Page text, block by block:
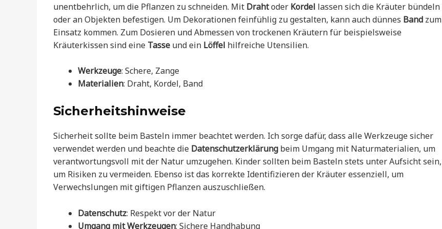
unentbehrlich, um die Pflanzen zu schneiden. Mit Drahtoder Kordel lassen sich die Kräuter bündeln
oder an Objekten befestigen. Um Dekorationen feinfühlig zu gestalten, kann auch dünnes Band zum
Einsatz kommen. Zum Dosieren und Abmessen von trockenen Kräutern für beispielsweise
Kräuterkissen sind eine Tasse und ein Löffel hilfreiche Utensilien.
Werkzeuge: Schere, Zange
Materialien: Draht, Kordel, Band
Sicherheitshinweise
Sicherheit sollte beim Basteln immer beachtet werden. Ich sorge dafür, dass alle Werkzeuge sicher
verwendet werden und beachte die Datenschutzerklärung beim Umgang mit Naturmaterialien, um
verantwortungsvoll mit der Natur umzugehen. Kinder sollten beim Basteln stets unter Aufsicht sein,
um Risiken zu vermeiden. Ebenso ist das korrekte Identifizieren der Kräuter essenziell, um
Verwechslungen mit giftigen Pflanzen auszuschließen.
Datenschutz: Respekt vor der Natur
Umgang mit Werkzeugen: Sichere Handhabung